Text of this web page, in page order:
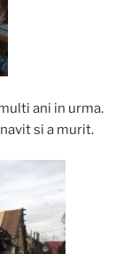
ani in urma.
si a murit.